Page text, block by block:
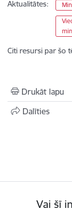
Aktualitātes:
Citi resursi par šo
Drukāt lapu
Dalīties
Vai šī